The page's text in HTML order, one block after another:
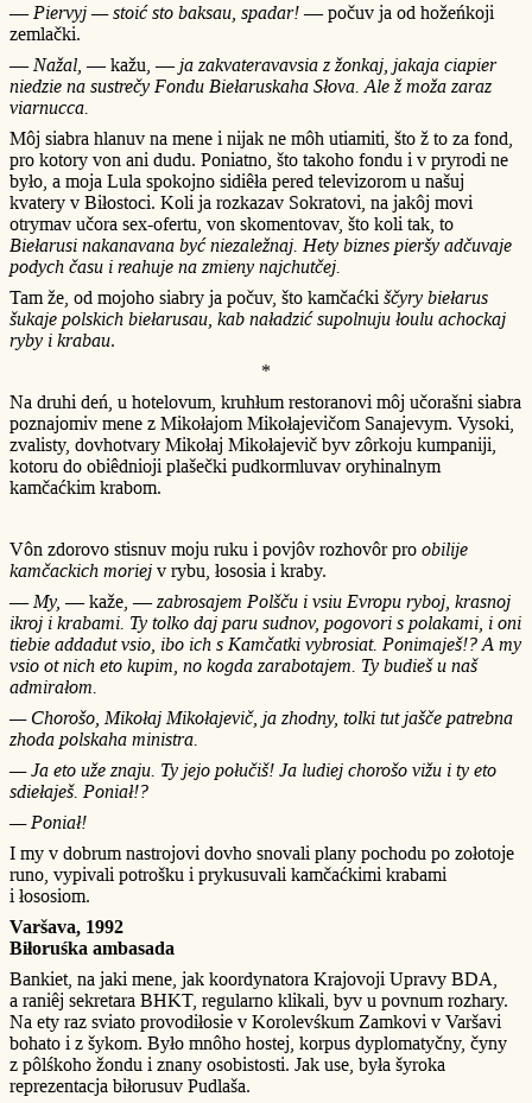
— Piervyj — stoić sto baksau, spadar!— počuv ja od hožeńkoji
zemlački.
— Nažal, — kažu, — ja zakvateravavsia z žonkaj, jakaja ciapier
niedzie na sustrečy Fondu Biełaruskaha Słova. Ale ž moža zaraz
viarnucca.
Môj siabra hlanuv na mene i nijak ne môh utiamiti, što ž to za fond,
pro kotory von ani dudu. Poniatno, što takoho fondu i v pryrodi ne
było, a moja Lula spokojno sidiêła pered televizorom u našuj
kvatery v Biłostoci. Koli ja rozkazav Sokratovi, na jakôj movi
otrymav učora sex-ofertu, von skomentovav, što koli tak, to
Biełarusi nakanavana być niezaležnaj. Hety biznes pieršy adčuvaje
podych času i reahuje na zmieny najchutčej.
Tam že, od mojoho siabry ja počuv, što kamčaćki ščyry biełarus
šukaje polskich biełarusau, kab naładzić supolnuju łoulu achockaj
ryby i krabau.
*
Na druhi deń, u hotelovum, kruhłum restoranovi môj učorašni siabra
poznajomiv mene z Mikołajom Mikołajevičom Sanajevym. Vysoki,
zvalisty, dovhotvary Mikołaj Mikołajevič byv zôrkoju kumpaniji,
kotoru do obiêdnioji plašečki pudkormluvav oryhinalnym
kamčaćkim krabom.
Vôn zdorovo stisnuv moju ruku i povjôv rozhovôr pro obilije
kamčackich moriej v rybu, łososia i kraby.
— My, — kaže, —zabrosajem Polšču i vsiu Evropu ryboj, krasnoj
ikroj i krabami. Ty tolko daj paru sudnov, pogovori s polakami, i oni
tiebie addadut vsio, ibo ich s Kamčatki vybrosiat. Ponimaješ!? A my
vsio ot nich eto kupim, no kogda zarabotajem. Ty budieš u naš
admirałom.
— Chorošo, Mikołaj Mikołajevič, ja zhodny, tolki tut jašče patrebna
zhoda polskaha ministra.
— Ja eto uže znaju. Ty jejo połučiš! Ja ludiej chorošo vižu i ty eto
sdiełaješ. Poniał!?
— Poniał!
I my v dobrum nastrojovi dovho snovali plany pochodu po zołotoje
runo, vypivali potrošku i prykusuvali kamčaćkimi krabami
i łososiom.
Varšava, 1992
Biłoruśka ambasada
Bankiet, na jaki mene, jak koordynatora Krajovoji Upravy BDA,
a raniêj sekretara BHKT, regularno klikali, byv u povnum rozhary.
Na ety raz sviato provodiłosie v Korolevśkum Zamkovi v Varšavi
bohato i z šykom. Było mnôho hostej, korpus dyplomatyčny, čyny
z pôlśkoho žondu i znany osobistosti. Jak use, była šyroka
reprezentacja biłorusuv Pudlaša.